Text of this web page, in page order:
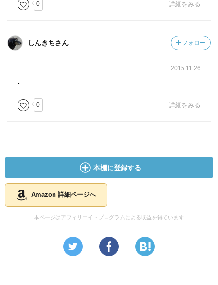
0 詳細をみる
しんきちさん フォロー
2015.11.26
-
0 詳細をみる
本棚に登録する
Amazon 詳細ページへ
本ページはアフィリエイトプログラムによる収益を得ています